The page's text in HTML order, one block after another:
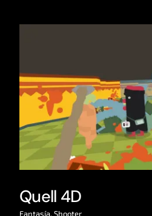
Quell 4D
Fantasía, Shooter